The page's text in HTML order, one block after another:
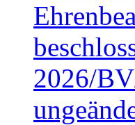
2026/